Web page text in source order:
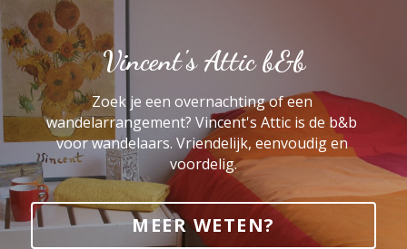
Vincent's Attic b&b
Zoek je een overnachting of een
wandelarrangement? Vincent's Attic is de b&b
voor wandelaars. Vriendelijk, eenvoudig en
voordelig.
MEER WETEN?